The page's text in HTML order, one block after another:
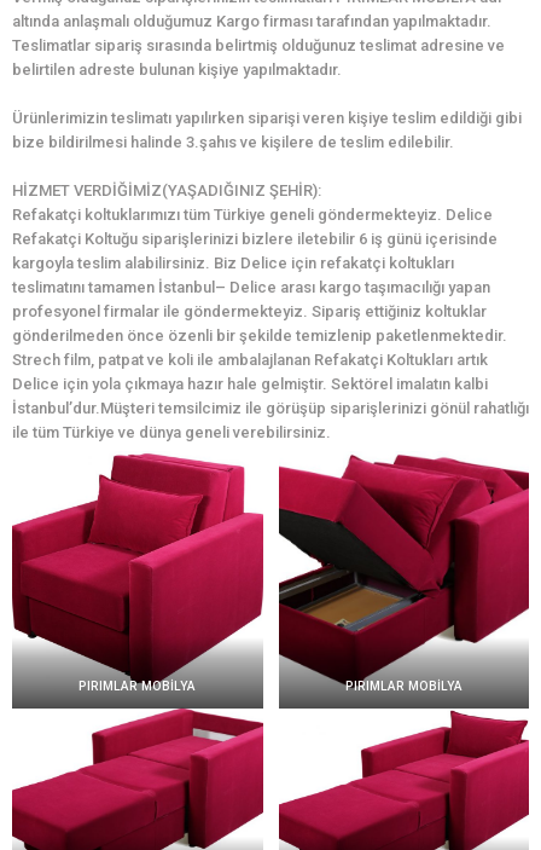
altında anlaşmalı olduğumuz Kargo firması tarafından yapılmaktadır.
Teslimatlar sipariş sırasında belirtmiş olduğunuz teslimat adresine ve
belirtilen adreste bulunan kişiye yapılmaktadır.
Ürünlerimizin teslimatı yapılırken siparişi veren kişiye teslim edildiği gibi
bize bildirilmesi halinde 3.şahıs ve kişilere de teslim edilebilir.
HİZMET VERDİĞİMİZ(YAŞADIĞINIZ ŞEHİR):
Refakatçi koltuklarımızı tüm Türkiye geneli göndermekteyiz. Delice
Refakatçi Koltuğu siparişlerinizi bizlere iletebilir 6 iş günü içerisinde
kargoyla teslim alabilirsiniz. Biz Delice için refakatçi koltukları
teslimatını tamamen İstanbul– Delice arası kargo taşımacılığı yapan
profesyonel firmalar ile göndermekteyiz. Sipariş ettiğiniz koltuklar
gönderilmeden önce özenli bir şekilde temizlenip paketlenmektedir.
Strech film, patpat ve koli ile ambalajlanan Refakatçi Koltukları artık
Delice için yola çıkmaya hazır hale gelmiştir. Sektörel imalatın kalbi
İstanbul’dur.Müşteri temsilcimiz ile görüşüp siparişlerinizi gönül rahatlığı
ile tüm Türkiye ve dünya geneli verebilirsiniz.
PIRIMLAR MOBİLYA PIRIMLAR MOBİLYA